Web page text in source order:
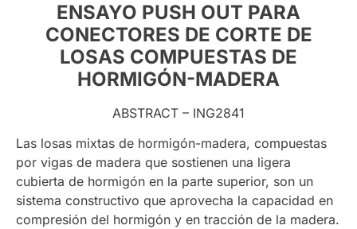
ENSAYO PUSH OUT PARA
CONECTORES DE CORTE DE
LOSAS COMPUESTAS DE
HORMIGÓN-MADERA
ABSTRACT – ING2841
Las losas mixtas de hormigón-madera, compuestas
por vigas de madera que sostienen una ligera
cubierta de hormigón en la parte superior, son un
sistema constructivo que aprovecha la capacidad en
compresión del hormigón y en tracción de la madera.